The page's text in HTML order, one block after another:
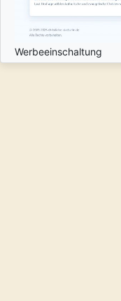
Werbeeinschaltung